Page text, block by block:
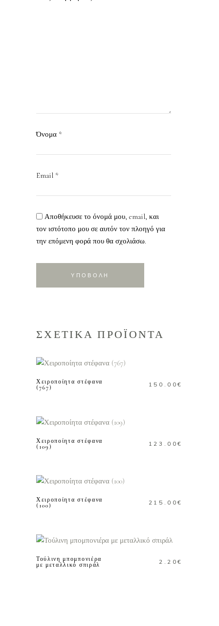
Όνομα *
Email *
Αποθήκευσε το όνομά μου, email, και
τον ιστότοπο μου σε αυτόν τον πλοηγό για
την επόμενη φορά που θα σχολιάσω.
ΣΧΕΤΙΚΑ ΠΡΟΪΟΝΤΑ
Χειροποίητα στέφανα
(767)
150.00€
Χειροποίητα στέφανα
(109)
123.00€
Χειροποίητα στέφανα
(100)
215.00€
Τούλινη μπομπονιέρα
με μεταλλικό σπιράλ
2.20€